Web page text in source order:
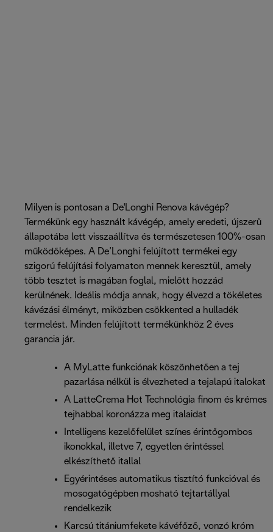
Milyen is pontosan a De'Longhi Renova kávégép?
Termékünk egy használt kávégép, amely eredeti, újszerű
állapotába lett visszaállítva és természetesen 100%-osan
működőképes. A De’Longhi felújított termékei egy
szigorú felújítási folyamaton mennek keresztül, amely
több tesztet is magában foglal, mielőtt hozzád
kerülnének. Ideális módja annak, hogy élvezd a tökéletes
kávézási élményt, miközben csökkented a hulladék
termelést. Minden felújított termékünkhöz 2 éves
garancia jár.
A MyLatte funkciónak köszönhetően a tej
pazarlása nélkül is élvezheted a tejalapú italokat
A LatteCrema Hot Technológia finom és krémes
tejhabbal koronázza meg italaidat
Intelligens kezelőfelület színes érintőgombos
ikonokkal, illetve 7, egyetlen érintéssel
elkészíthető itallal
Egyérintéses automatikus tisztító funkcióval és
mosogatógépben mosható tejtartállyal
rendelkezik
Karcsú titániumfekete kávéfőző, vonzó króm